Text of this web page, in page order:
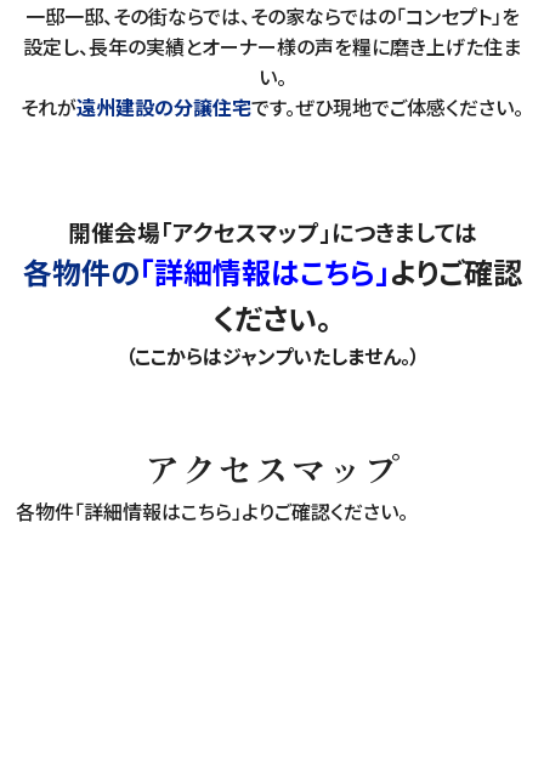
一邸一邸、その街ならでは、その家ならではの「コンセプト」を
設定し、長年の実績とオーナー様の声を糧に磨き上げた住ま
い。
それが遠州建設の分譲住宅です。ぜひ現地でご体感ください。
開催会場「アクセスマップ」につきましては
各物件の「詳細情報はこちら」よりご確認
ください。
（ここからはジャンプいたしません。）
アクセスマップ
各物件「詳細情報はこちら」よりご確認ください。